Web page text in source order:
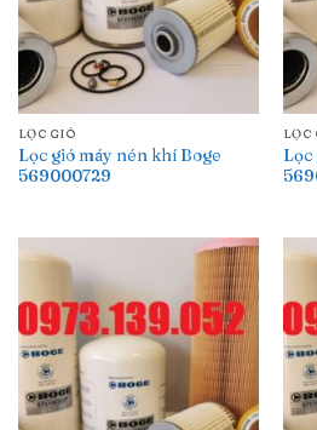
LỌC GIÓ
Lọc gió máy nén khí Boge
569000729
LỌC
Lọc